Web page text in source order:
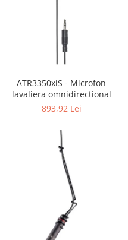
ATR3350xiS - Microfon
lavaliera omnidirectional
893,92 Lei